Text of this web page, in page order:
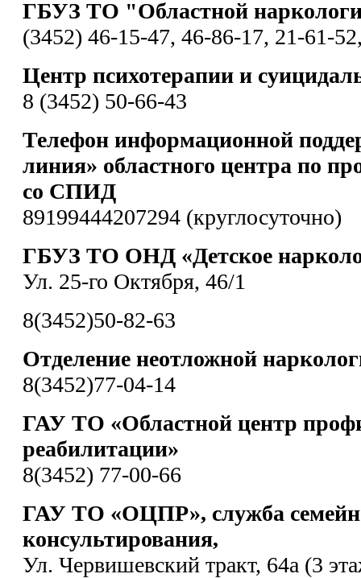
ГБУЗ ТО "Областной
(3452) 46-15-47, 46-86-17, 21-61-
Центр психотерапии и
8 (3452) 50-66-43
Телефон информационной
линия» областного центра по
со СПИД
89199444207294 (круглосуточно)
ГБУЗ ТО ОНД «Детское
Ул. 25-го Октября, 46/1
8(3452)50-82-63
Отделение неотложной
8(3452)77-04-14
ГАУ ТО «Областной центр
реабилитации»
8(3452) 77-00-66
ГАУ ТО «ОЦПР», служба
консультирования,
Ул. Червишевский тракт, 64а (3